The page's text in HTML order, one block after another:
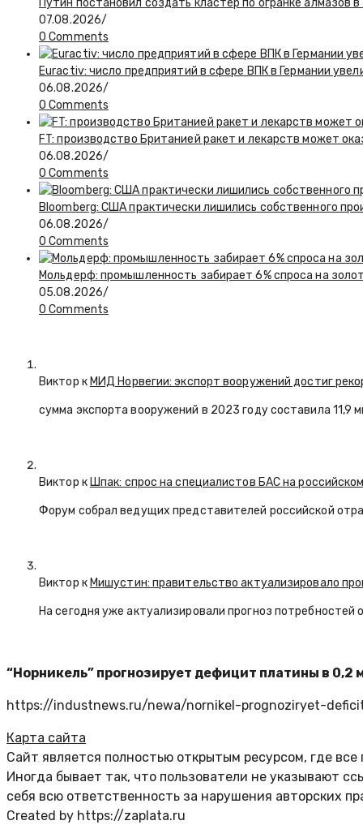
Путин постановил создать кластер по огранке алмазов
07.08.2026/
0 Comments
Euractiv: число предприятий в сфере ВПК в Германии
06.08.2026/
0 Comments
FT: производство Британией ракет и лекарств может
06.08.2026/
0 Comments
Bloomberg: США практически лишились собственного
06.08.2026/
0 Comments
Мольдерф: промышленность забирает 6% спроса на
05.08.2026/
0 Comments
Виктор кМИД Норвегии: экспорт вооружений достиг
сумма экспорта вооружений в 2023 году составила 11,9
Виктор кШпак: спрос на специалистов БАС на
Форум собрал ведущих представителей российской
Виктор кМишустин: правительство актуализировало
На сегодня уже актуализировали прогноз
“Норникель” прогнозирует дефицит платины в 0,2
https://industnews.ru/newa/nornikel-prognoziryet-
Карта сайта
Сайт является полностью открытым ресурсом, где
Иногда бывает так, что пользователи не указывают
себя всю ответственность за нарушения авторских
Created by https://zaplata.ru